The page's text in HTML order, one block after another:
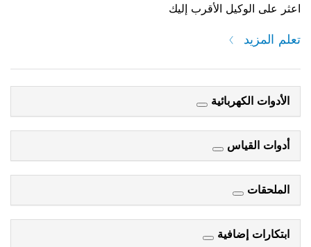
اعثر على الوكيل الأقرب إليك
تعلم المزيد
الأدوات الكهربائية
أدوات القياس
الملحقات
ابتكارات إضافية